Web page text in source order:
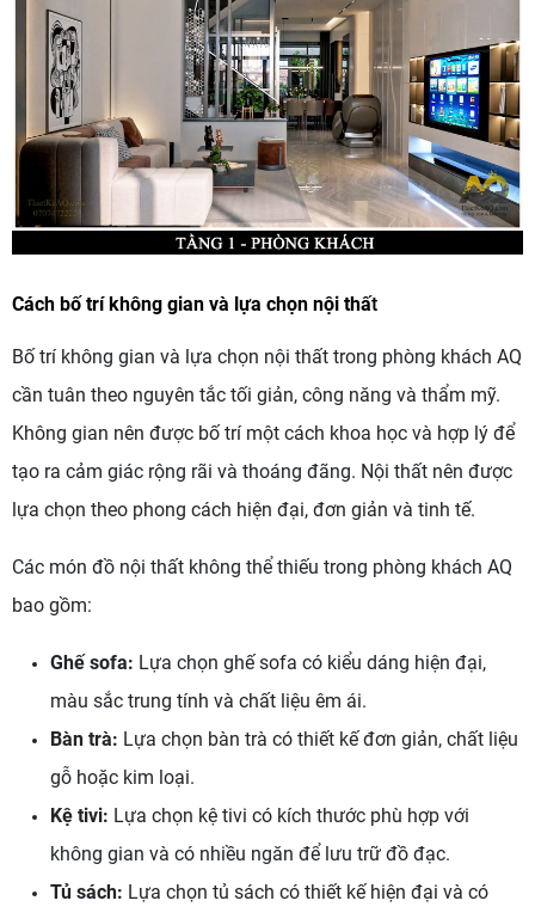
Cách bố trí không gian và lựa chọn nội thất
Bố trí không gian và lựa chọn nội thất trong phòng khách AQ
cần tuân theo nguyên tắc tối giản, công năng và thẩm mỹ.
Không gian nên được bố trí một cách khoa học và hợp lý để
tạo ra cảm giác rộng rãi và thoáng đãng. Nội thất nên được
lựa chọn theo phong cách hiện đại, đơn giản và tinh tế.
Các món đồ nội thất không thể thiếu trong phòng khách AQ
bao gồm:
Ghế sofa: Lựa chọn ghế sofa có kiểu dáng hiện đại,
màu sắc trung tính và chất liệu êm ái.
Bàn trà: Lựa chọn bàn trà có thiết kế đơn giản, chất liệu
gỗ hoặc kim loại.
Kệ tivi: Lựa chọn kệ tivi có kích thước phù hợp với
không gian và có nhiều ngăn để lưu trữ đồ đạc.
Tủ sách: Lựa chọn tủ sách có thiết kế hiện đại và có